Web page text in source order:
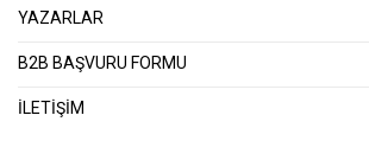
YAZARLAR
B2B BAŞVURU FORMU
İLETİŞİM